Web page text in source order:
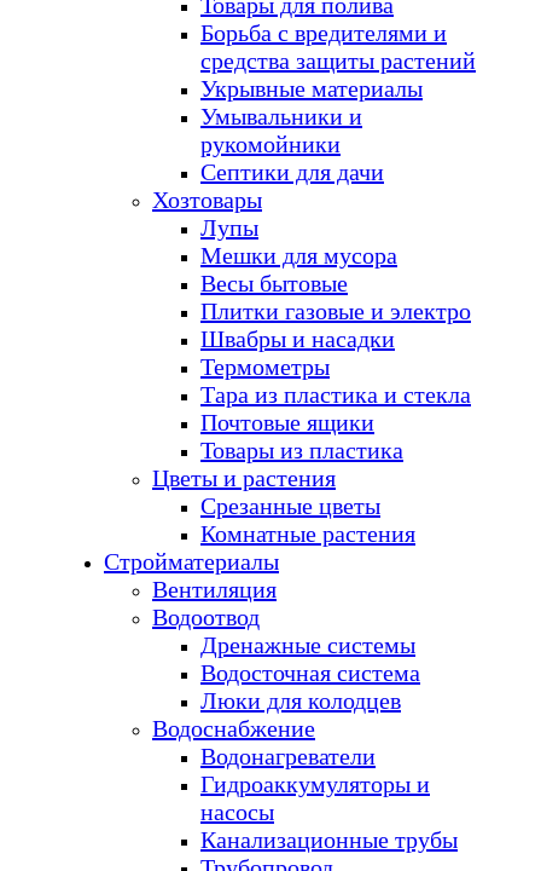
Борьба с вредителями и
средства защиты растений
Укрывные материалы
Умывальники и
рукомойники
Септики для дачи
Хозтовары
Лупы
Мешки для мусора
Весы бытовые
Плитки газовые и электро
Швабры и насадки
Термометры
Тара из пластика и стекла
Почтовые ящики
Товары из пластика
Цветы и растения
Срезанные цветы
Комнатные растения
Стройматериалы
Вентиляция
Водоотвод
Дренажные системы
Водосточная система
Люки для колодцев
Водоснабжение
Водонагреватели
Гидроаккумуляторы и
насосы
Канализационные трубы